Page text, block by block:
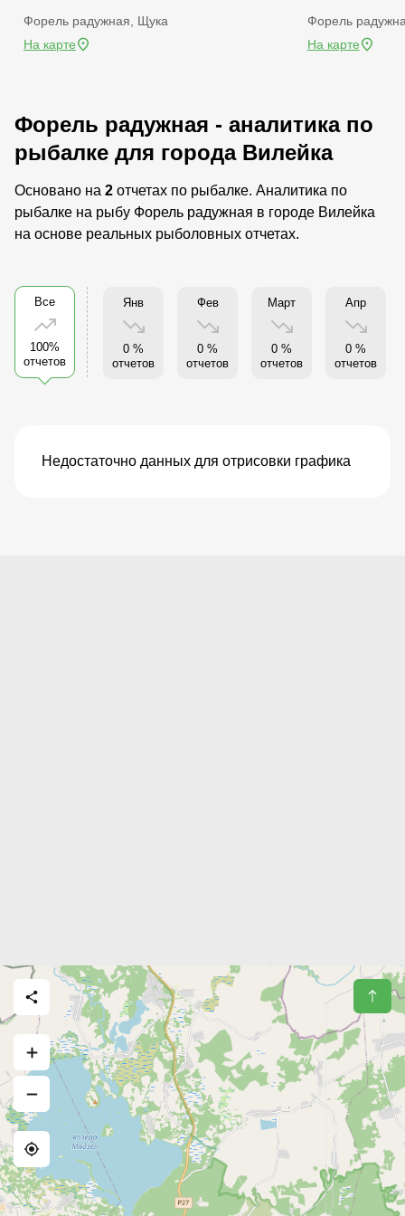
Форель радужная, Щука
На карте
Форель
На карте
Форель радужная - аналитика по
рыбалке для города Вилейка
Основано на 2 отчетах по рыбалке. Аналитика по
рыбалке на рыбу Форель радужная в городе Вилейка
на основе реальных рыболовных отчетах.
Все
100%
отчетов
Янв
0 %
отчетов
Фев
0 %
отчетов
Март
0 %
отчетов
Апр
0 %
отчетов
Недостаточно данных для отрисовки графика